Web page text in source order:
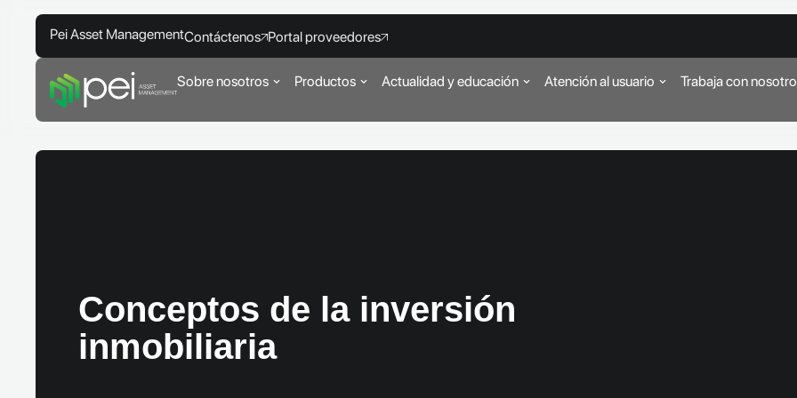
Pei Asset ManagementContáctenos Portal proveedores
Sobre nosotros Productos Actualidad y educación Atención al usuario Trabaja con
Conceptos de la inversión
inmobiliaria